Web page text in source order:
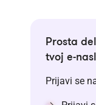
Prosta
tvoj e-
Prijavi se